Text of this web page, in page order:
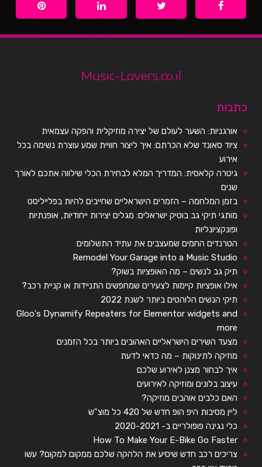
כתבות
אורגניות: השער לעולם של יצירה מוזיקלית והפקה עצמאית
ציוד סאונד שלא הכרתם: איך ליצור חוויית שמע עוצרת נשימה בכל
אירוע
גיטרה קלאסית: המדריך המלא לבחירת הכלי שילווה אתכם לאורך
שנים
בזמן המלחמה – הזמרים הישראליים שחייבים להיות בפלייליסט
מותגי תיקי גב בוטיק ישראלים: מגלים יצירות ייחודיות, אופנתיות
ופונקציונליות
הטרנדים החמים שמעצבים את עתיד התשלומים
Remodel Your Garage into a Music Studio
תיק גב לנשים – מה האופציות בשוק?
אילו אופציות קיימות לצעירים שמחפשים התניידות או קניית רכב?
תיקי הנשים הלוהטים ביותר לשנת 2022
Gloo's Dynamify Repeaters for Elementor widgets and
more
מצעד השירים הישראליים האהובים ביותר בכל הזמנים
מוזיקה לתינוקות – מה כדאי לדעת
איך לבחור מצנן לאירוע שלכם
עיצוב בלונים ומוזיקה לאירועים
האם כלבים אוהבים מוזיקה?
ליין מסיבות היפ הופ חדש של 420 כל מוצ"ש
כלי נגינה פופולריים ב- 2020-2021
How To Make Your E-Bike Go Faster
צריכים רכב חדש שיסיע את הלהקה שלכם ממקום למקום? עשו
Music-Lovers.co.il